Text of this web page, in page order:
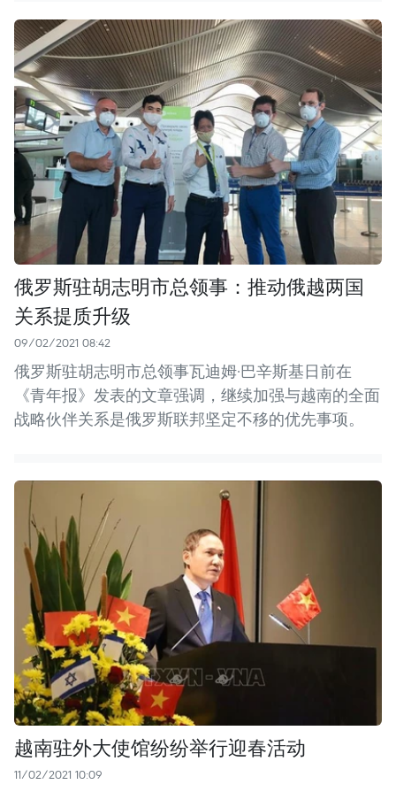
俄罗斯驻胡志明市总领事：推动俄越两国
关系提质升级
09/02/2021 08:42
俄罗斯驻胡志明市总领事瓦迪姆·巴辛斯基日前在
《青年报》发表的文章强调，继续加强与越南的全面
战略伙伴关系是俄罗斯联邦坚定不移的优先事项。
越南驻外大使馆纷纷举行迎春活动
11/02/2021 10:09